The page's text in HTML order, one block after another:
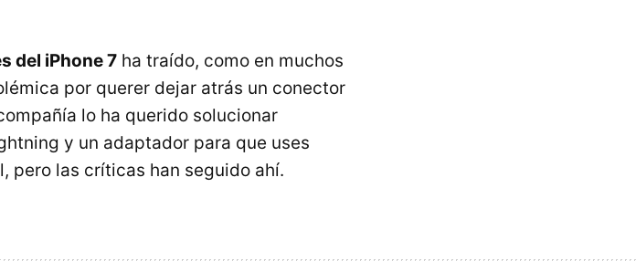
del iPhone 7 ha traído, como en muchos
por querer dejar atrás un conector
lo ha querido solucionar
y un adaptador para que uses
pero las críticas han seguido ahí.